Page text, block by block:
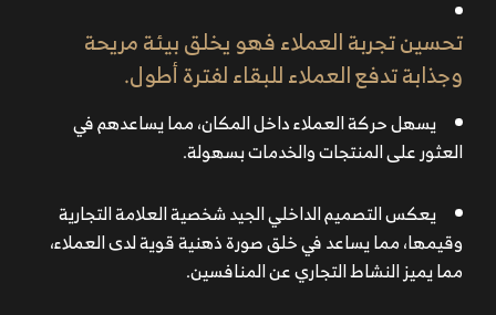
تحسين تجربة العملاء فهويخلق بيئة مريحة
وجذابة تدفع العملاء للبقاء لفترة أطول.
يسهل حركة العملاء داخل المكان، مما يساعدهم في
العثور على المنتجات والخدمات بسهولة.
يعكس التصميم الداخلي الجيد شخصية العلامة التجارية
وقيمها، مما يساعد في خلق صورة ذهنية قوية لدى العملاء،
مما يميز النشاط التجاري عن المنافسين.